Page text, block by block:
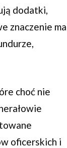
dodatki,
znaczenie ma
choć nie
oficerskich i